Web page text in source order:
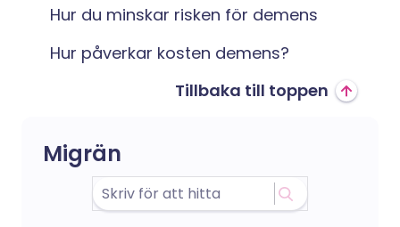
Hur du minskar risken för demens
Hur påverkar kosten demens?
Tillbaka till toppen
Migrän